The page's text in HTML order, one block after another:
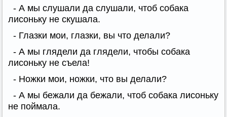
- А мы слушали да слушали, чтоб собака
лисоньку не скушала.
- Глазки мои, глазки, вы что делали?
- А мы глядели да глядели, чтобы собака
лисоньку не съела!
- Ножки мои, ножки, что вы делали?
- А мы бежали да бежали, чтоб собака лисоньку
не поймала.